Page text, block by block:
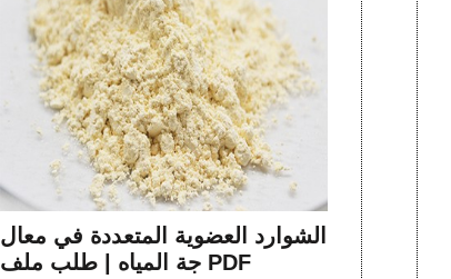
الشوارد العضوية المتعددة في معال
جة المياه | طلب ملف PDF